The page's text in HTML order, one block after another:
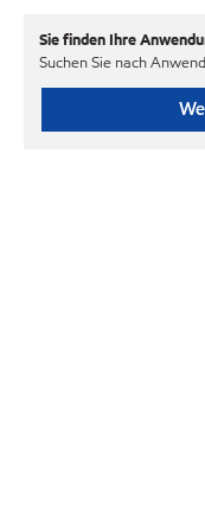
Sie finden Ihre
Suchen Sie nach